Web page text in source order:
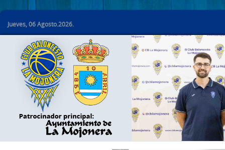
Jueves, 06 Agosto.2026.